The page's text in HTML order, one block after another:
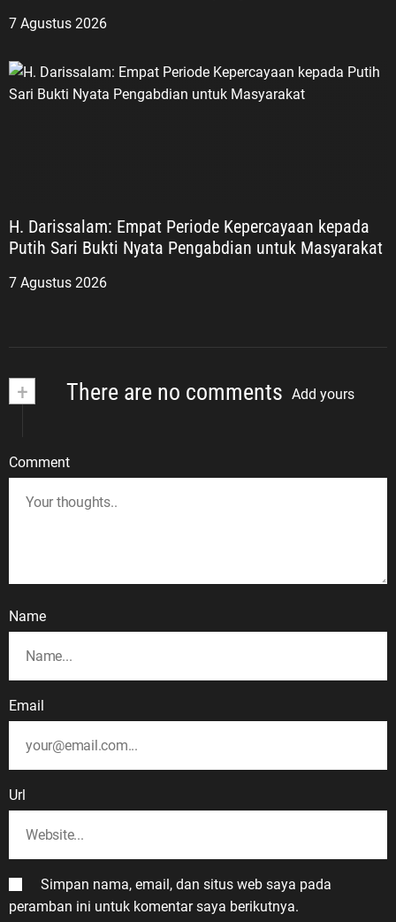
7 Agustus 2026
H. Darissalam: Empat Periode Kepercayaan kepada
Putih Sari Bukti Nyata Pengabdian untuk Masyarakat
7 Agustus 2026
+ There are no comments Add yours
Comment
Name
Email
Url
Simpan nama, email, dan situs web saya pada
peramban ini untuk komentar saya berikutnya.